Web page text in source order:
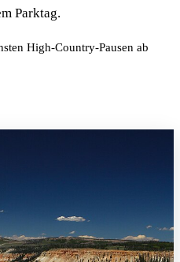
Parktag.
High-Country-Pausen ab